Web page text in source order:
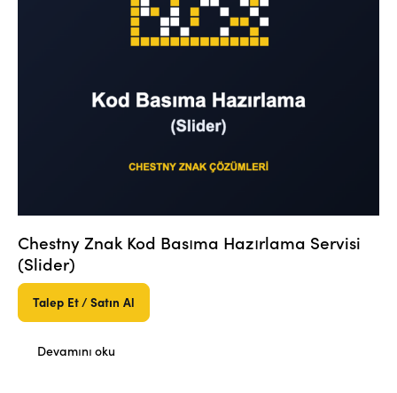
Chestny Znak Kod Basıma Hazırlama Servisi
(Slider)
Talep Et / Satın Al
Devamını oku